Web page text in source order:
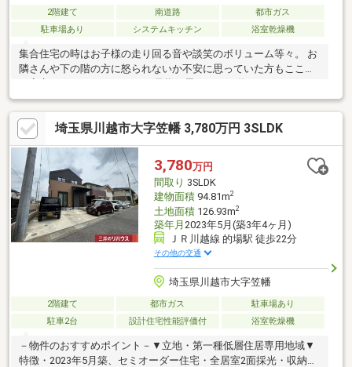
2階建て 南道路
都市ガス
駐車場あり
システムキッチン 浴室乾燥機
集合住宅の時はお子様の走り回る音や談笑のボリューム等々。 お
隣さんや下の階の方に怒られないか不安に思っていた方もここな
か？【弊社では以下の５つをお客様にお約束いたします】1.物件
の善し悪しは全て正直にお話しします。2.無理な売り込みや契約
の催促、突然の訪問等、しつこい営業は一切行いません。3.契約
したら終わりではなくお引き渡し後、お引越し後もお客様のパー
トナーであること。 4.ウソやおとり広告は一切使いません。(デー
タ更新は迅速に行います。）5.お客様の個人情報は細心の注意を
払って取り扱いします。
埼玉県川越市大字笠幡 3,780万円 3SLDK
3,780万円
間取り 3SLDK
建物面積94.81m2
土地面積126.93m2
築年月 2023年5月(築3年4ヶ月)
ＪＲ川越線 的場駅 徒歩22分
その他の交通
埼玉県川越市大字笠幡
2階建て 都市ガス
駐車場あり
駐車2台
設計住宅性能評価付 浴室乾燥機
－物件のおすすめポイント－▼立地・第一種低層住居専用地域▼
特徴・2023年5月築、セミオーダー住宅・全居室2面採光・収納を